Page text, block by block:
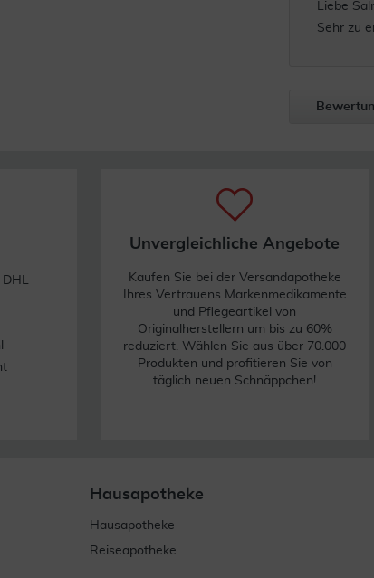
Liebe
Sehr zu
Unvergleichliche Angebote
Kaufen Sie bei der Versandapotheke
Ihres Vertrauens Markenmedikamente
und Pflegeartikel von
Originalherstellern um bis zu 60%
reduziert. Wählen Sie aus über 70.000
Produkten und profitieren Sie von
täglich neuen Schnäppchen!
Hausapotheke
Hausapotheke
Reiseapotheke